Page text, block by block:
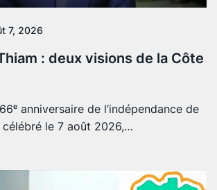
7, 2026
: deux visions de la Côte
anniversaire de l’indépendance de
célébré le 7 août 2026,…